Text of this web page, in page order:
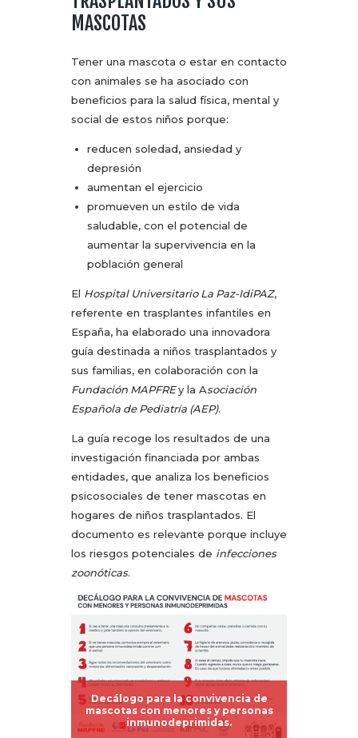
MASCOTAS
Tener una mascota o estar en contacto
con animales se ha asociado con
beneficios para la salud física, mental y
social de estos niños porque:
reducen soledad, ansiedad y
depresión
aumentan el ejercicio
promueven un estilo de vida
saludable, con el potencial de
aumentar la supervivencia en la
población general
El Hospital Universitario La Paz-IdiPAZ,
referente en trasplantes infantiles en
España, ha elaborado una innovadora
guía destinada a niños trasplantados y
sus familias, en colaboración con la
Fundación MAPFREy la Asociación
Española de Pediatría (AEP).
La guía recoge los resultados de una
investigación financiada por ambas
entidades, que analiza los beneficios
psicosociales de tener mascotas en
hogares de niños trasplantados. El
documento es relevante porque incluye
los riesgos potenciales de infecciones
zoonóticas.
Decálogo para la convivencia de
mascotas con menores y personas
inmunodeprimidas.